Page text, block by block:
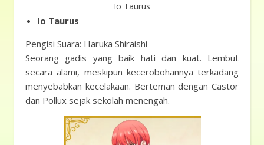
Io Taurus
Io Taurus
Pengisi Suara: Haruka Shiraishi
Seorang gadis yang baik hati dan kuat. Lembut
secara alami, meskipun kecerobohannya terkadang
menyebabkan kecelakaan. Berteman dengan Castor
dan Pollux sejak sekolah menengah.